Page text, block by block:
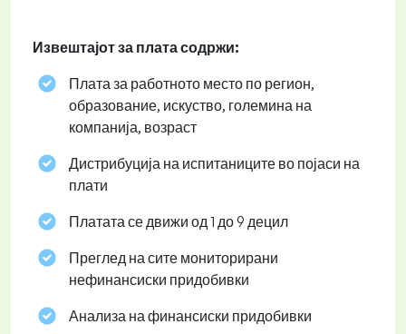
Извештајот за плата содржи:
Плата за работното место по регион,
образование, искуство, големина на
компанија, возраст
Дистрибуција на испитаниците во појаси на
плати
Платата се движи од 1 до 9 децил
Преглед на сите мониторирани
нефинансиски придобивки
Анализа на финансиски придобивки